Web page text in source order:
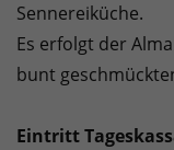
Sennereiküche.
Es erfolgt der
bunt
Eintritt